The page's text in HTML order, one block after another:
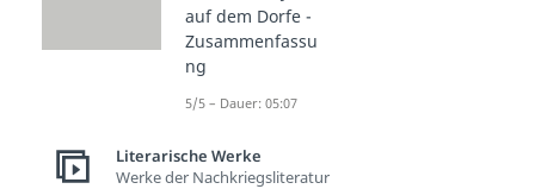
auf dem Dorfe -
Zusammenfassu
ng
5/5 – Dauer: 05:07
Literarische Werke
Werke der Nachkriegsliteratur